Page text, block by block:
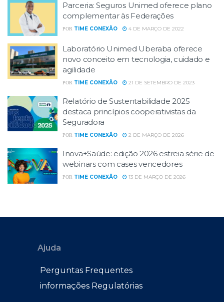
Parceria: Seguros Unimed oferece plano
complementar às Federações
POR TIME CONEXÃO 4 DE MARÇO DE 2022
Laboratório Unimed Uberaba oferece
novo conceito em tecnologia, cuidado e
agilidade
POR TIME CONEXÃO 21 DE SETEMBRO DE 2023
Relatório de Sustentabilidade 2025
destaca princípios cooperativistas da
Seguradora
POR TIME CONEXÃO 2 DE MARÇO DE 2026
Inova+Saúde: edição 2026 estreia série de
webinars com cases vencedores
POR TIME CONEXÃO 13 DE MARÇO DE 2026
Ajuda
Perguntas Frequentes
informações Regulatórias